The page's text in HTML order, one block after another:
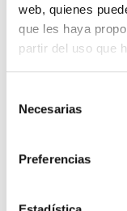
web, quienes
que les haya
partir del uso que
Necesarias
Preferencias
Especificaciones
Dimensiones
Tipo de producto
Temperatura de